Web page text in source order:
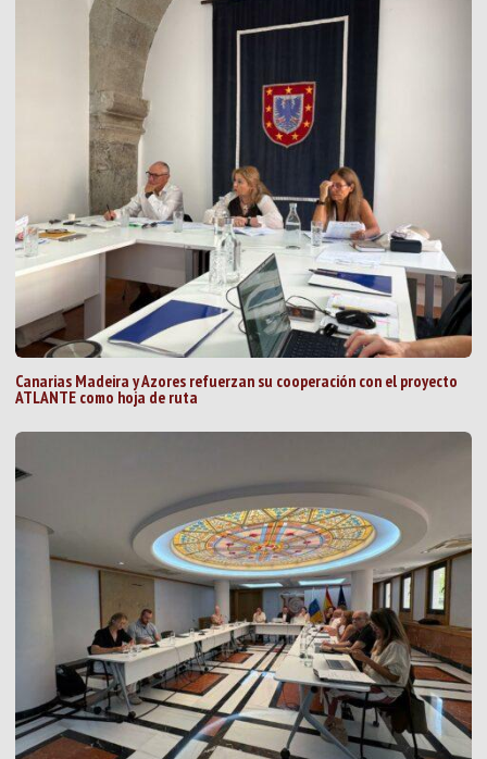
Canarias Madeira y Azores refuerzan su cooperación con el proyecto
ATLANTE como hoja de ruta